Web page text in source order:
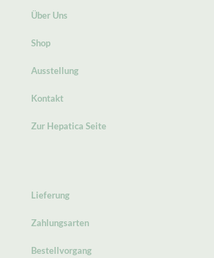
Über Uns
Shop
Ausstellung
Kontakt
Zur Hepatica Seite
Lieferung
Zahlungsarten
Bestellvorgang